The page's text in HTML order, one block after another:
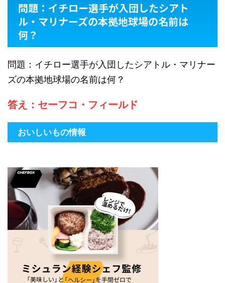
問題：イチロー選手が入団したシアト
ル・マリナーズの本拠地球場の名前は
何？
問題：イチロー選手が入団したシアトル・マリナー
ズの本拠地球場の名前は何？
答え：セーフコ・フィールド
おいしいもの情報